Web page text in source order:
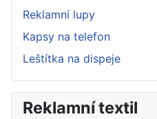
Reklamní lupy
Kapsy na telefon
Leštítka na dispeje
Reklamní textil